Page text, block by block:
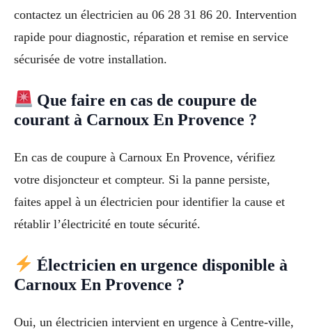
contactez un électricien au 06 28 31 86 20. Intervention
rapide pour diagnostic, réparation et remise en service
sécurisée de votre installation.
Que faire en cas de coupure de
courant à Carnoux En Provence ?
En cas de coupure à Carnoux En Provence, vérifiez
votre disjoncteur et compteur. Si la panne persiste,
faites appel à un électricien pour identifier la cause et
rétablir l’électricité en toute sécurité.
Électricien en urgence disponible à
Carnoux En Provence ?
Oui, un électricien intervient en urgence à Centre-ville,